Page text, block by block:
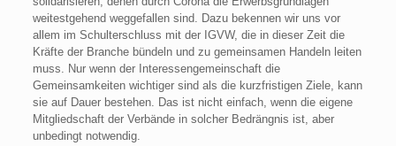
weitestgehend weggefallen sind. Dazu bekennen wir uns vor
allem im Schulterschluss mit der IGVW, die in dieser Zeit die
Kräfte der Branche bündeln und zu gemeinsamen Handeln leiten
muss. Nur wenn der Interessengemeinschaft die
Gemeinsamkeiten wichtiger sind als die kurzfristigen Ziele, kann
sie auf Dauer bestehen. Das ist nicht einfach, wenn die eigene
Mitgliedschaft der Verbände in solcher Bedrängnis ist, aber
unbedingt notwendig.